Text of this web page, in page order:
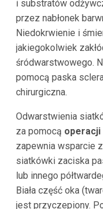
i substratów
przez nabłonek
Niedokrwienie i
jakiegokolwiek
śródwarstwowego.
pomocą paska
chirurgiczna.
Odwarstwienia
za pomocą operacji
zapewnia wsparcie
siatkówki zaciska
lub innego
Biała część oka
jest przyczepiony.